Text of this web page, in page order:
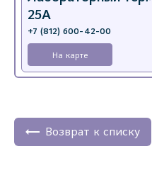
25А
+7 (812) 600-42-00
На карте
4 (официальный
+7 (812) 770-04-67
Возврат к списку